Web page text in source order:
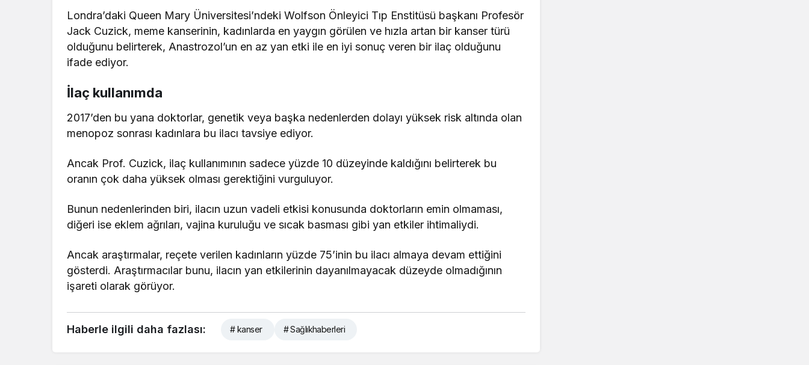
Londra’daki Queen Mary Üniversitesi’ndeki Wolfson Önleyici Tıp Enstitüsü başkanı Profesör
Jack Cuzick, meme kanserinin, kadınlarda en yaygın görülen ve hızla artan bir kanser türü
olduğunu belirterek, Anastrozol’un en az yan etki ile en iyi sonuç veren bir ilaç olduğunu
ifade ediyor.
İlaç kullanımda
2017’den bu yana doktorlar, genetik veya başka nedenlerden dolayı yüksek risk altında olan
menopoz sonrası kadınlara bu ilacı tavsiye ediyor.
Ancak Prof. Cuzick, ilaç kullanımının sadece yüzde 10 düzeyinde kaldığını belirterek bu
oranın çok daha yüksek olması gerektiğini vurguluyor.
Bunun nedenlerinden biri, ilacın uzun vadeli etkisi konusunda doktorların emin olmaması,
diğeri ise eklem ağrıları, vajina kuruluğu ve sıcak basması gibi yan etkiler ihtimaliydi.
Ancak araştırmalar, reçete verilen kadınların yüzde 75’inin bu ilacı almaya devam ettiğini
gösterdi. Araştırmacılar bunu, ilacın yan etkilerinin dayanılmayacak düzeyde olmadığının
işareti olarak görüyor.
Haberle ilgili daha fazlası: # kanser # Sağlıkhaberleri